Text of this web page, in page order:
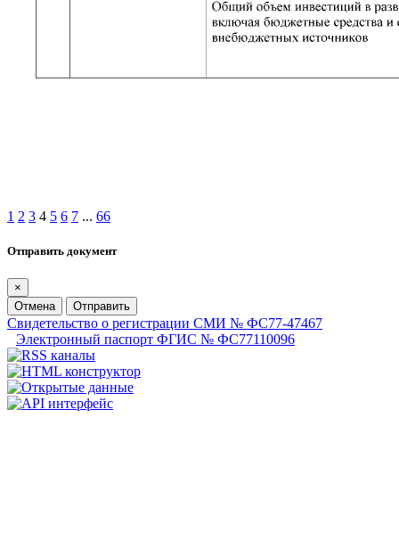
1 2 3 4 5 6 7 ... 66
Отправить документ
×
Отмена
Отправить
Свидетельство о регистрации СМИ № ФС77-47467
Электронный паспорт ФГИС № ФС77110096